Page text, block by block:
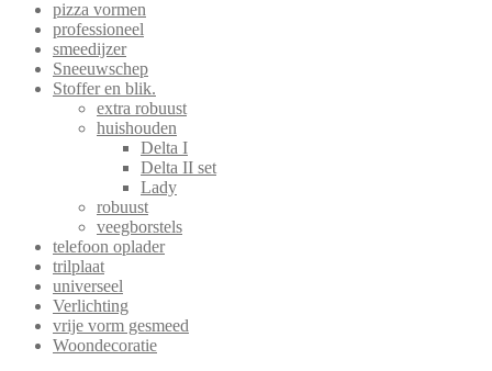
pizza vormen
professioneel
smeedijzer
Sneeuwschep
Stoffer en blik.
extra robuust
huishouden
Delta I
Delta II set
Lady
robuust
veegborstels
telefoon oplader
trilplaat
universeel
Verlichting
vrije vorm gesmeed
Woondecoratie